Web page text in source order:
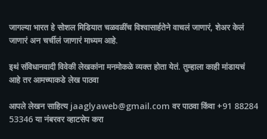
जागल्या भारतहे सोशल मिडियात चळवळींच विश्वासार्हतेने वाचलं जाणारं, शेअर केलं
जाणारं अन चर्चीलं जाणारं माध्यम आहे.
इथं संविधानवादी विवेकी लेखकांना मनमोकळे व्यक्त होता येतं. तुम्हाला काही मांडायचं
आहे तर आमच्याकडे लेख पाठवा
आपले लेखन साहित्य jaaglyaweb@gmail.com वर पाठवा किंवा +91 88284
53346 या नंबरवर व्हाटसेप करा